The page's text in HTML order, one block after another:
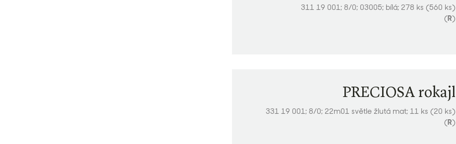
311 19 001; 8/0; 03005; bílá; 278 ks (560 ks)
(R)
PRECIOSA rokajl
331 19 001; 8/0; 22m01 světle žlutá mat; 11 ks (20 ks)
(R)